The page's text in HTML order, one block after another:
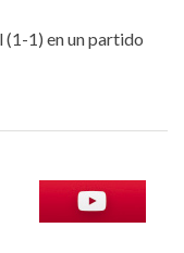
(1-1) en un partido